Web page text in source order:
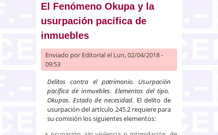
administrativo
El Fenómeno Okupa y la
usurpación pacífica de
inmuebles
Enviado por Editorialel Lun, 02/04/2018 -
09:53
Delitos contra el patrimonio. Usurpación
pacífica de inmuebles. Elementos del tipo.
Okupas. Estado de necesidad. El delito de
usurpación del artículo 245.2 requiere para
su comisión los siguientes elementos: